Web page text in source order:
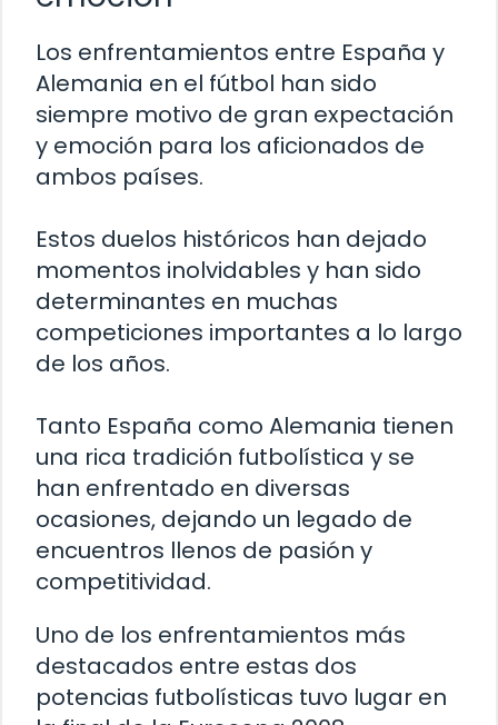
Los enfrentamientos entre España y
Alemania en el fútbol han sido
siempre motivo de gran expectación
y emoción para los aficionados de
ambos países.
Estos duelos históricos han dejado
momentos inolvidables y han sido
determinantes en muchas
competiciones importantes a lo largo
de los años.
Tanto España como Alemania tienen
una rica tradición futbolística y se
han enfrentado en diversas
ocasiones, dejando un legado de
encuentros llenos de pasión y
competitividad.
Uno de los enfrentamientos más
destacados entre estas dos
potencias futbolísticas tuvo lugar en